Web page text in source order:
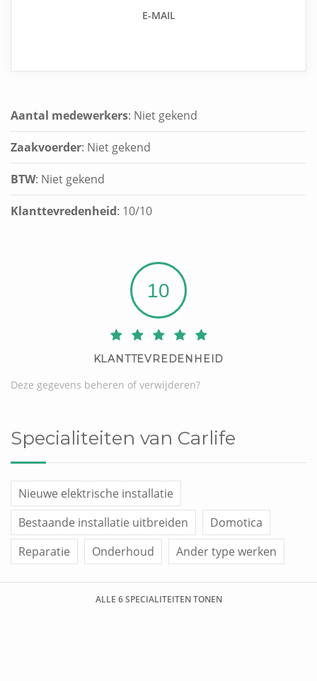
E-MAIL
Aantal medewerkers: Niet gekend
Zaakvoerder: Niet gekend
BTW: Niet gekend
Klanttevredenheid: 10/10
10
KLANTTEVREDENHEID
Deze gegevens beheren of verwijderen?
Specialiteiten van Carlife
Nieuwe elektrische installatie
Bestaande installatie uitbreiden
Domotica
Reparatie
Onderhoud Ander type werken
ALLE 6 SPECIALITEITEN TONEN